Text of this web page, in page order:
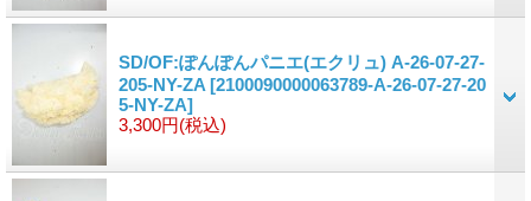
SD/OF:ぽんぽんパニエ(エクリュ) A-26-07-27-
205-NY-ZA [2100090000063789-A-26-07-27-20
5-NY-ZA]
3,300円(税込)